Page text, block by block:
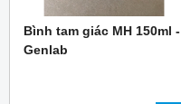
Bình tam giác MH 150ml -
Genlab